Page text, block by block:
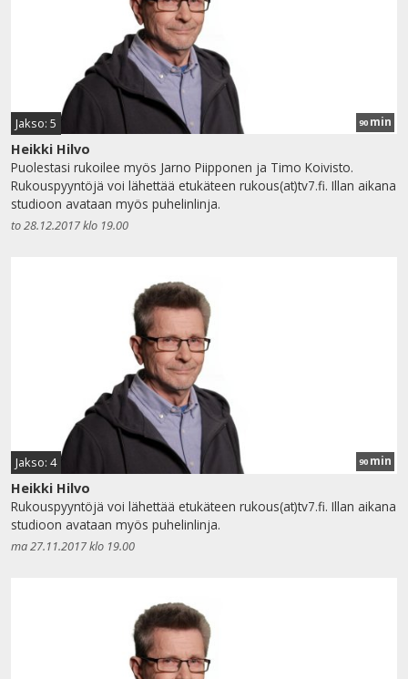
Jakso: 5 90 min
Heikki Hilvo
Puolestasi rukoilee myös Jarno Piipponen ja Timo Koivisto.
Rukouspyyntöjä voi lähettää etukäteen rukous(at)tv7.fi. Illan aikana
studioon avataan myös puhelinlinja.
to 28.12.2017 klo 19.00
Jakso: 4 90 min
Heikki Hilvo
Rukouspyyntöjä voi lähettää etukäteen rukous(at)tv7.fi. Illan aikana
studioon avataan myös puhelinlinja.
ma 27.11.2017 klo 19.00